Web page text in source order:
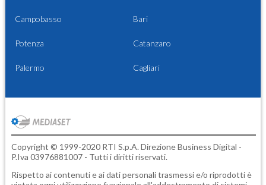
Campobasso Bari
Potenza Catanzaro
Palermo Cagliari
Copyright © 1999-2020 RTI S.p.A. Direzione Business Digital -
P.Iva 03976881007 - Tutti i diritti riservati.
Rispetto ai contenuti e ai dati personali trasmessi e/o riprodotti è